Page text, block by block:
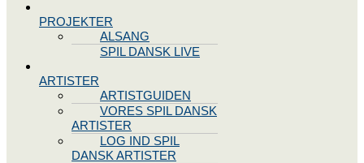
PROJEKTER
ALSANG
SPIL DANSK LIVE
ARTISTER
ARTISTGUIDEN
VORES SPIL DANSK
ARTISTER
LOG IND SPIL
DANSK ARTISTER